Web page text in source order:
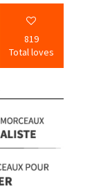
819
Total loves